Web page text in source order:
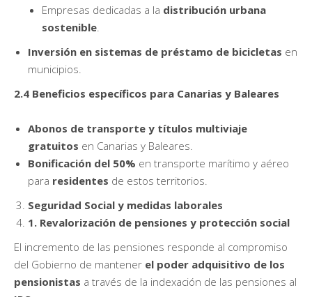
Empresas dedicadas a la distribución urbana
sostenible
Inversión en sistemas de préstamo de bicicletas en
municipios.
2.4 Beneficios específicos para Canarias y Baleares
Abonos de transporte y títulos multiviaje
gratuitos en Canarias y Baleares.
Bonificación del 50% en transporte marítimo y aéreo
para residentes de estos territorios.
Seguridad Social y medidas laborales
1. Revalorización de pensiones y protección social
El incremento de las pensiones responde al compromiso
del Gobierno de mantener el poder adquisitivo de los
pensionistas a través de la indexación de las pensiones al